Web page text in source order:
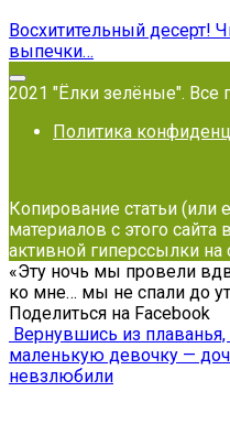
Восхитительный десерт!
выпечки…
2021 "Ёлки зелёные".
Политика
Копирование статьи (или
материалов с этого
активной гиперссылки на
«Эту ночь мы провели
ко мне… мы не спали до
Поделиться на Facebook
Вернувшись из
маленькую девочку —
невзлюбили